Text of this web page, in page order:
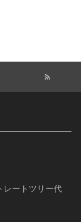
レートツリー代